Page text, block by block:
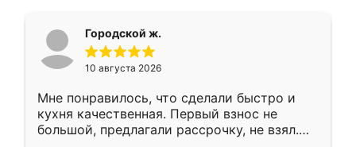
Городской ж.
10 августа 2026
Мне понравилось, что сделали быстро и
кухня качественная. Первый взнос не
большой, предлагали рассрочку, не взял.